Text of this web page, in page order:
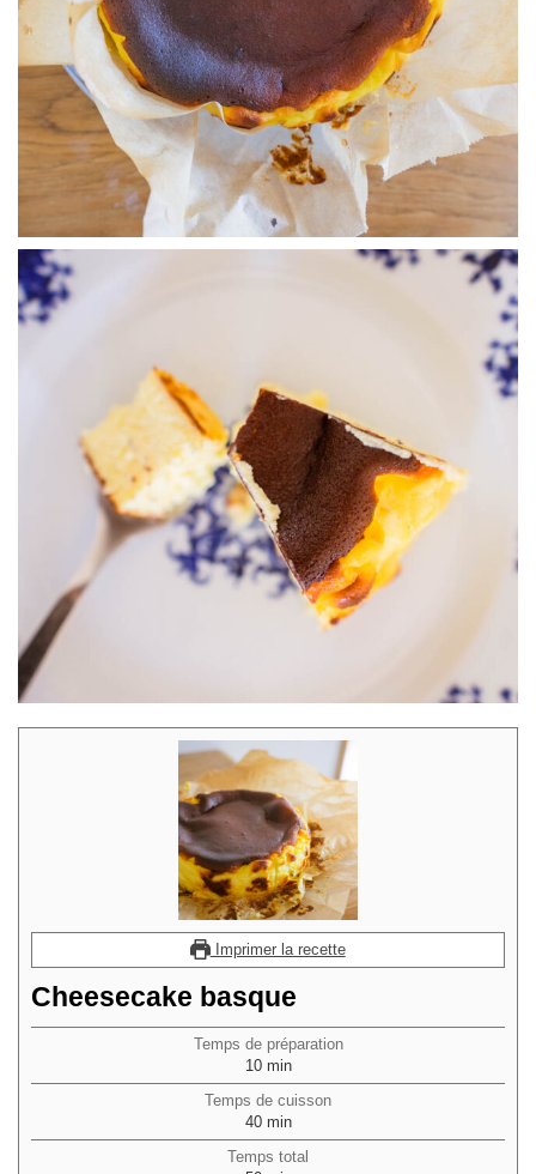
Imprimer la recette
Cheesecake basque
Temps de préparation
10minutes
min
Temps de cuisson
40minutes
min
Temps total